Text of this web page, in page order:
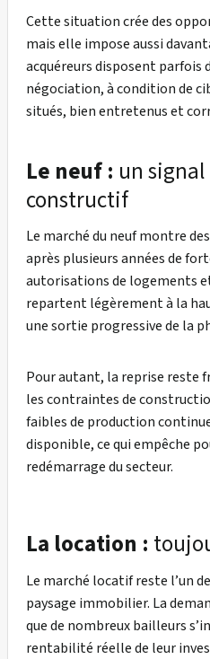
Cette situation crée des
mais elle impose aussi
acquéreurs disposent parfois
négociation, à condition de
situés, bien entretenus et
Le neuf : un
constructif
Le marché du neuf montre
après plusieurs années de
autorisations de logements
repartent légèrement à la
une sortie progressive de la
Pour autant, la reprise reste
les contraintes de
faibles de production
disponible, ce qui empêche
redémarrage du secteur.
La location :
Le marché locatif reste l’un
paysage immobilier. La
que de nombreux bailleurs
rentabilité réelle de leur